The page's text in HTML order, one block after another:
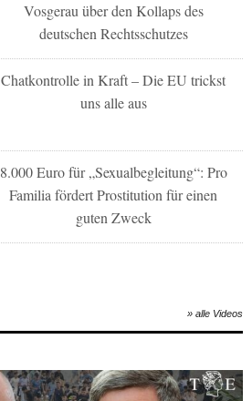
Vosgerau über den Kollaps des
deutschen Rechtsschutzes
Chatkontrolle in Kraft – Die EU trickst
uns alle aus
8.000 Euro für „Sexualbegleitung“: Pro
Familia fördert Prostitution für einen
guten Zweck
» alle Videos